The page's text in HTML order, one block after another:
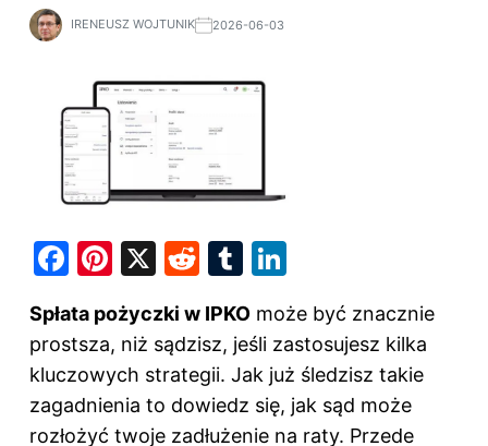
IRENEUSZ WOJTUNIK 2026-06-03
F
c
e
b
o
Pi
er
e
st
X
R
d
di
t
T
m
bl
r
k
e
dI
n
Spłata pożyczki w IPKO może być znacznie
prostsza, niż sądzisz, jeśli zastosujesz kilka
kluczowych strategii. Jak już śledzisz takie
zagadnienia to dowiedz się, jak sąd może
rozłożyć twoje zadłużenie na raty. Przede